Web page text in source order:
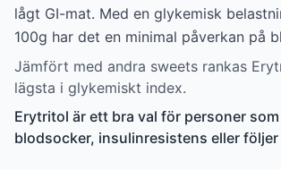
lågt GI-mat. Med en glykemisk
100g har det en minimal påverkan på
Jämfört med andra sweets rankas
lägsta i glykemiskt index.
Erytritol är ett bra val för personer
blodsocker, insulinresistens eller följer